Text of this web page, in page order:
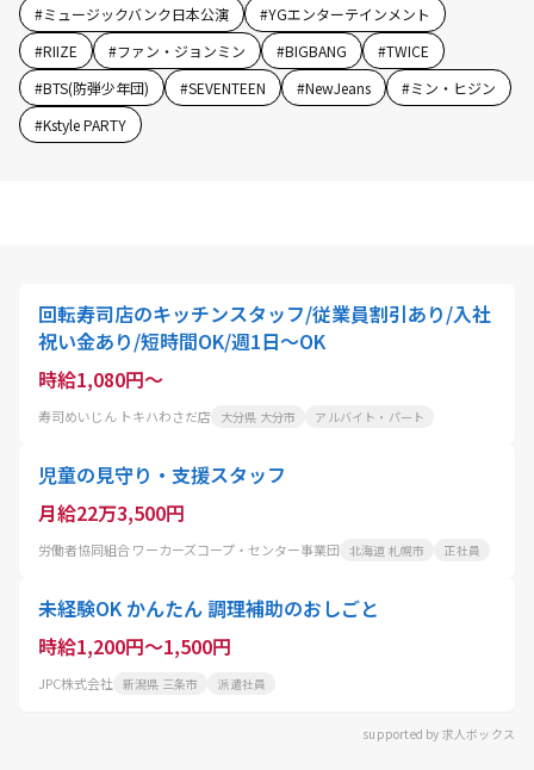
#ミュージックバンク日本公演 #YGエンターテインメント
#RIIZE #ファン・ジョンミン #BIGBANG #TWICE
#BTS(防弾少年団) #SEVENTEEN #NewJeans #ミン・ヒジン
#Kstyle PARTY
回転寿司店のキッチンスタッフ/従業員割引あり/入社
祝い金あり/短時間OK/週1日～OK
時給1,080円～
寿司めいじん トキハわさだ店 大分県 大分市 アルバイト・パート
児童の見守り・支援スタッフ
月給22万3,500円
労働者協同組合 ワーカーズコープ・センター事業団 北海道 札幌市 正社員
未経験OK かんたん 調理補助のおしごと
時給1,200円～1,500円
JPC株式会社 新潟県 三条市 派遣社員
supported by 求人ボックス